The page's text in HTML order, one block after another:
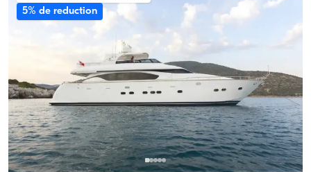
5% de reduction